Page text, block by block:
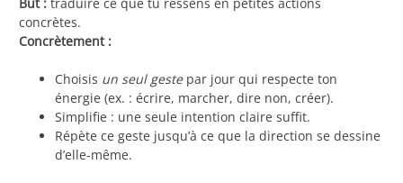
concrètes.
Concrètement :
Choisis un seul gestepar jour qui respecte ton
énergie (ex. : écrire, marcher, dire non, créer).
Simplifie : une seule intention claire suffit.
Répète ce geste jusqu’à ce que la direction se dessine
d’elle-même.